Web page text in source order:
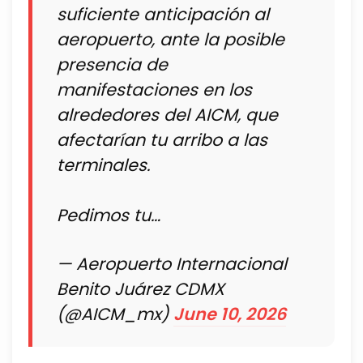
suficiente anticipación al
aeropuerto, ante la posible
presencia de
manifestaciones en los
alrededores del AICM, que
afectarían tu arribo a las
terminales.
Pedimos tu…
— Aeropuerto Internacional
Benito Juárez CDMX
(@AICM_mx) June 10, 2026